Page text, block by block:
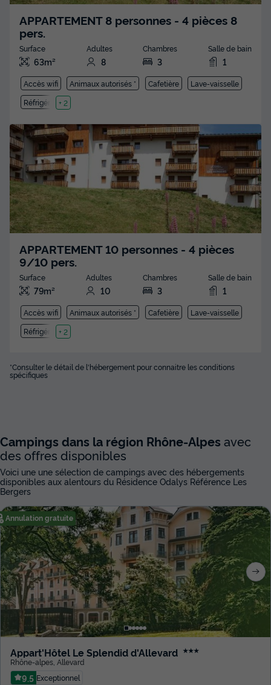
APPARTEMENT 8 personnes - 4 pièces 8
pers.
Surface
63m²
Adultes
8
Chambres
3
Salle de bain
1
Accès wifi Animaux autorisés * Cafetière
Lave-vaisselle
Réfrigérateur
+ 2
APPARTEMENT 10 personnes - 4 pièces
9/10 pers.
Surface
79m²
Adultes
10
Chambres
3
Salle de bain
1
Accès wifi Animaux autorisés * Cafetière
Lave-vaisselle
Réfrigérateur
+ 2
*Consulter le détail de l'hébergement pour connaitre les conditions
spécifiques
Campings dans la région Rhône-Alpes avec
des offres disponibles
Voici une une sélection de campings avec des hébergements
disponibles aux alentours du Résidence Odalys Référence Les
Bergers
Annulation gratuite
Appart'Hôtel Le Splendid d'Allevard ★★★
Rhône-alpes Allevard
9.5 Exceptionnel